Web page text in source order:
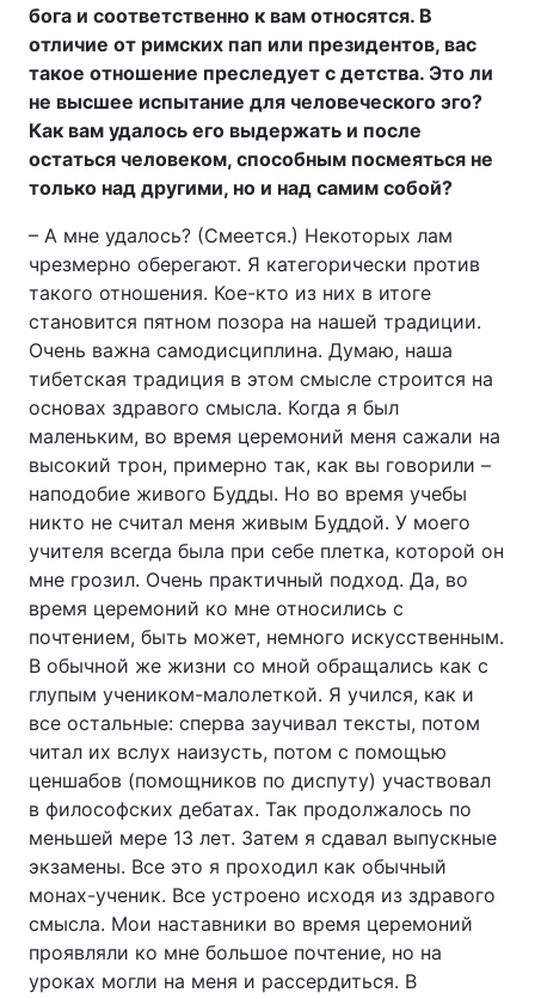
бога и соответственно к вам относятся. В
отличие от римских пап или президентов, вас
такое отношение преследует с детства. Это ли
не высшее испытание для человеческого эго?
Как вам удалось его выдержать и после
остаться человеком, способным посмеяться не
только над другими, но и над самим собой?
– А мне удалось? (Смеется.) Некоторых лам
чрезмерно оберегают. Я категорически против
такого отношения. Кое-кто из них в итоге
становится пятном позора на нашей традиции.
Очень важна самодисциплина. Думаю, наша
тибетская традиция в этом смысле строится на
основах здравого смысла. Когда я был
маленьким, во время церемоний меня сажали на
высокий трон, примерно так, как вы говорили –
наподобие живого Будды. Но во время учебы
никто не считал меня живым Буддой. У моего
учителя всегда была при себе плетка, которой он
мне грозил. Очень практичный подход. Да, во
время церемоний ко мне относились с
почтением, быть может, немного искусственным.
В обычной же жизни со мной обращались как с
глупым учеником-малолеткой. Я учился, как и
все остальные: сперва заучивал тексты, потом
читал их вслух наизусть, потом с помощью
ценшабов (помощников по диспуту) участвовал
в философских дебатах. Так продолжалось по
меньшей мере 13 лет. Затем я сдавал выпускные
экзамены. Все это я проходил как обычный
монах-ученик. Все устроено исходя из здравого
смысла. Мои наставники во время церемоний
проявляли ко мне большое почтение, но на
уроках могли на меня и рассердиться. В